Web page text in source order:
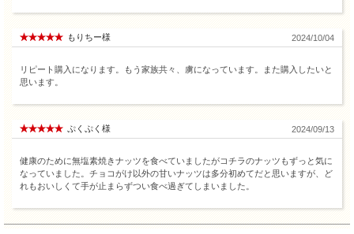
もりちー様 2024/10/04
リピート購入になります。もう家族共々、虜になっています。また購入したいと
思います。
ぷくぷく様 2024/09/13
健康のために無塩素焼きナッツを食べていましたがコチラのナッツもずっと気に
なっていました。チョコがけ以外の甘いナッツは多分初めてだと思いますが、ど
れもおいしくて手が止まらずつい食べ過ぎてしまいました。